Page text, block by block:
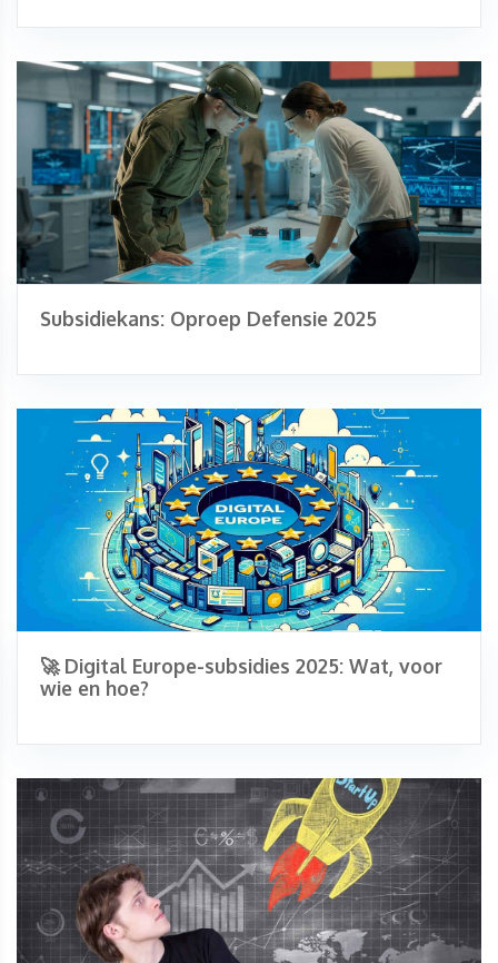
Subsidiekans: Oproep Defensie 2025
🚀 Digital Europe-subsidies 2025: Wat, voor
wie en hoe?